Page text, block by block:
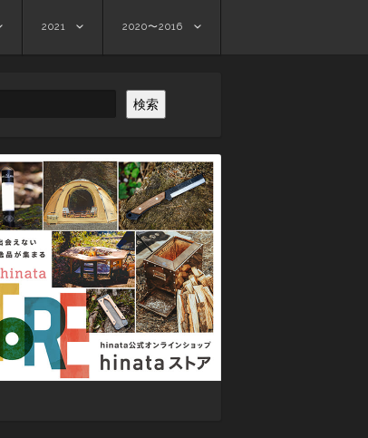
2021 2020〜2016
検索